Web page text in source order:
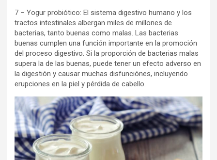
7 – Yogur probiótico: El sistema digestivo humano y los
tractos intestinales albergan miles de millones de
bacterias, tanto buenas como malas. Las bacterias
buenas cumplen una función importante en la promoción
del proceso digestivo. Si la proporción de bacterias malas
supera la de las buenas, puede tener un efecto adverso en
la digestión y causar muchas disfunciónes, incluyendo
erupciones en la piel y pérdida de cabello.